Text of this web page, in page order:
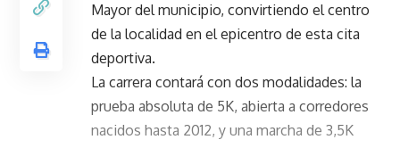
Mayor del municipio, convirtiendo el centro
de la localidad en el epicentro de esta cita
deportiva.
La carrera contará con dos modalidades: la
prueba absoluta de 5K, abierta a corredores
nacidos hasta 2012, y una marcha de 3,5K